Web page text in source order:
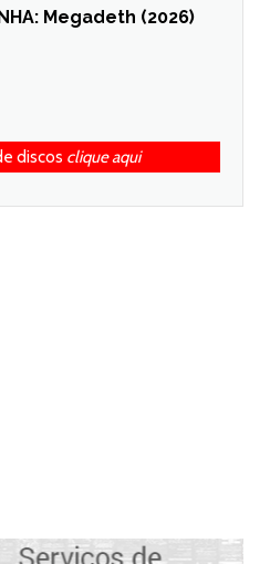
Megadeth (2026)
discos clique aqui